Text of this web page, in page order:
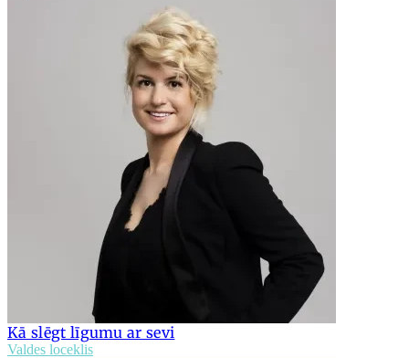
Kā slēgt līgumu ar sevi
Valdes loceklis